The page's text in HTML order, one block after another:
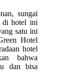
sungai
di hotel ini
satu ini
Hotel
hotel
bahwa
dan bisa